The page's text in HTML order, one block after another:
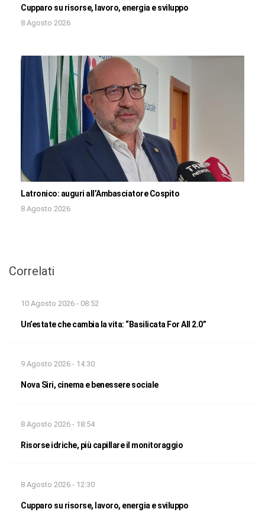
Cupparo su risorse, lavoro, energia e sviluppo
8 Agosto 2026
Latronico: auguri all’Ambasciatore Cospito
8 Agosto 2026
Correlati
10 Agosto 2026 - 08:52
Un’estate che cambia la vita: “Basilicata For All 2.0”
9 Agosto 2026 - 14:30
Nova Siri, cinema e benessere sociale
8 Agosto 2026 - 18:54
Risorse idriche, più capillare il monitoraggio
8 Agosto 2026 - 12:30
Cupparo su risorse, lavoro, energia e sviluppo